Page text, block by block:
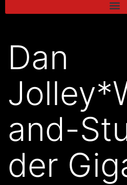
Dan
and-
der